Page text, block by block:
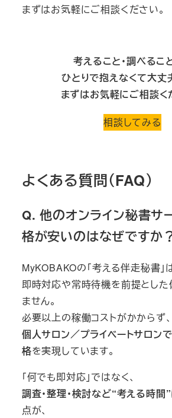
まずはお気軽にご相談ください。
考えること・調べるこ
ひとりで抱えなくて大丈
まずはお気軽にご相談く
相談してみる
よくある質問（FAQ）
Q. 他のオンライン秘書サ
格が安いのはなぜですか
MyKOBAKOの「考える伴走秘書」は
即時対応や常時待機を前提とした
ません。
必要以上の稼働コストがかからず、
個人サロン／プライベートサロン
格を実現しています。
「何でも即対応」ではなく、
調査・整理・検討など“考える時間
点が、